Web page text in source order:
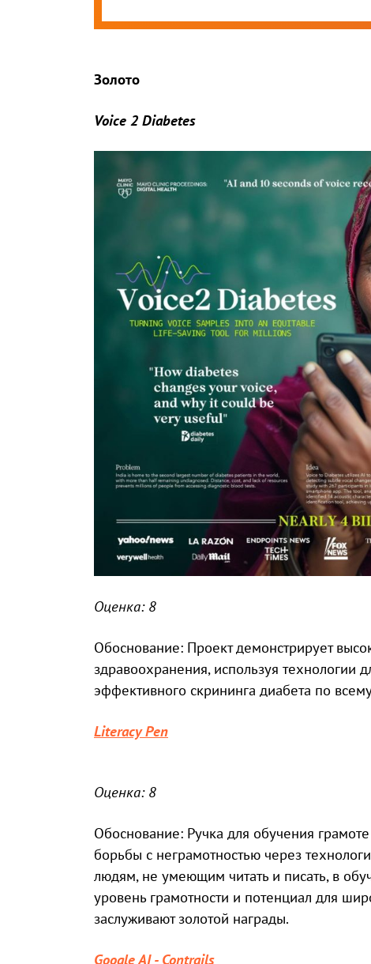
Золото
Voice 2 Diabetes
Оценка: 8
Обоснование: Проект демонстрирует
здравоохранения, используя технологии
эффективного скрининга диабета по
Literacy Pen
Оценка: 8
Обоснование: Ручка для обучения
борьбы с неграмотностью через
людям, не умеющим читать и писать, в
уровень грамотности и потенциал для
заслуживают золотой награды.
Google AI - Contrails